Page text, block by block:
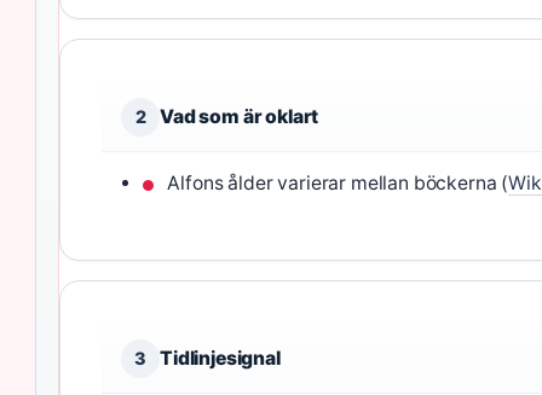
2 Vad som är oklart
Alfons ålder varierar mellan böckerna (
3 Tidlinjesignal